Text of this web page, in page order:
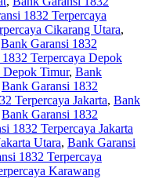
1832 Terpercaya
Cikarang Utara,
Bank Garansi 1832
Terpercaya Depok
Depok Timur, Bank
Bank Garansi 1832
Terpercaya Jakarta, Bank
Bank Garansi 1832
1832 Terpercaya Jakarta
Utara, Bank Garansi
1832 Terpercaya
Karawang